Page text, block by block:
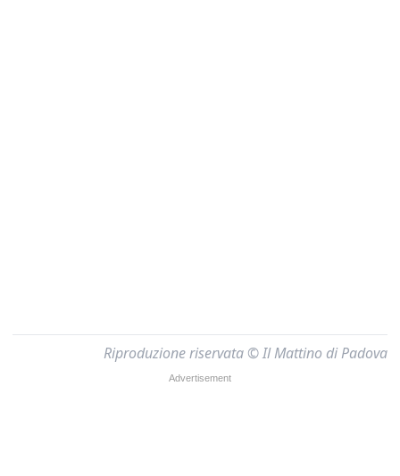
Riproduzione riservata © Il Mattino di Padova